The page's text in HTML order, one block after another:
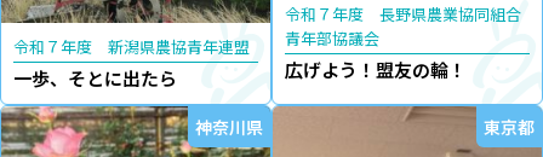
令和７年度 新潟県農協青年連盟
一歩、そとに出たら
令和７年度 長野県農業協同組合
青年部協議会
広げよう！盟友の輪！
神奈川県 東京都